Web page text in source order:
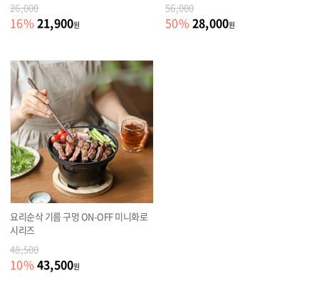
26,000
16% 21,900원
56,000
50% 28,000원
요리순삭 기름 구멍 ON-OFF 미니화로
시리즈
48,500
10% 43,500원